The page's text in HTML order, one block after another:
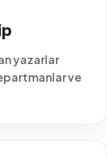
yazarlar
ve